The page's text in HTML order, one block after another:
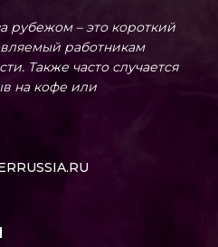
рубежом – это короткий
работникам
Также часто случается
на кофе или